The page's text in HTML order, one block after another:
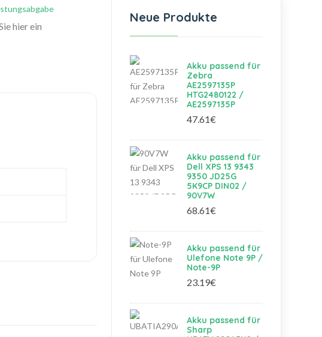
hier ein
Neue Produkte
Akku passend für
Zebra
AE2597135P
HTG2480122 /
AE2597135P
47.61€
Akku passend für
Dell XPS 13 9343
9350 JD25G
5K9CP DIN02 /
90V7W
68.61€
Akku passend für
Ulefone Note 9P /
Note-9P
23.19€
Akku passend für
Sharp